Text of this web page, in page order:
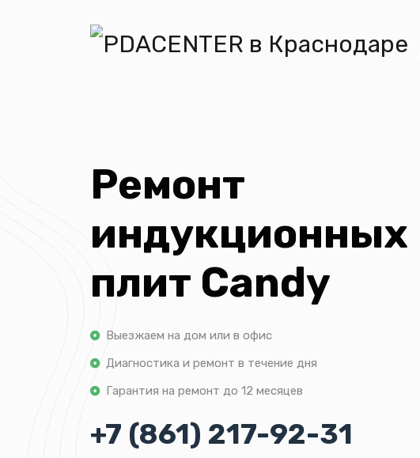
Ремонт
индукционных
плит Candy
Выезжаем на дом или в офис
Диагностика и ремонт в течение дня
Гарантия на ремонт до 12 месяцев
+7 (861) 217-92-31